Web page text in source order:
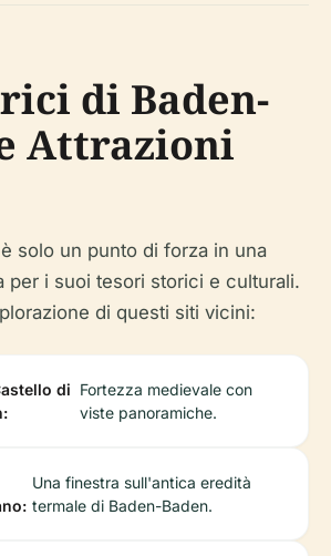
di Baden-
Attrazioni
solo un punto di forza in una
per i suoi tesori storici e culturali.
di questi siti vicini:
di Fortezza medievale con
viste panoramiche.
Una finestra sull'antica eredità
termale di Baden-Baden.